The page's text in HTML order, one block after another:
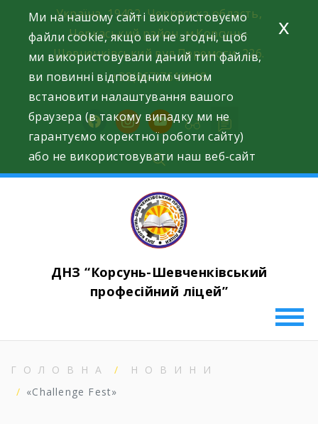
content
Україна, 19402, Черкаська область,
Черкаський район, м.Корсунь-
Шевченківський вул.Перемоги, 226.
+38(067)7619618
facebookinstagram
youtube
ДНЗ “Корсунь-Шевченківський
професійний ліцей”
ГОЛОВНА
НОВИНИ
«Challenge Fest»
Ми на нашому сайті використовуємо
файли cookie, якщо ви не згодні, щоб
ми використовували даний тип файлів,
ви повинні відповідним чином
встановити налаштування вашого
браузера (в такому випадку ми не
гарантуємо коректної роботи сайту)
або не використовувати наш веб-сайт
x